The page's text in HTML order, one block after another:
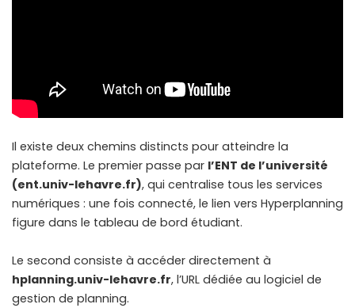
Il existe deux chemins distincts pour atteindre la
plateforme. Le premier passe par l’ENT de l’université
(ent.univ-lehavre.fr), qui centralise tous les services
numériques : une fois connecté, le lien vers Hyperplanning
figure dans le tableau de bord étudiant.
Le second consiste à accéder directement à
hplanning.univ-lehavre.fr, l’URL dédiée au logiciel de
gestion de planning.